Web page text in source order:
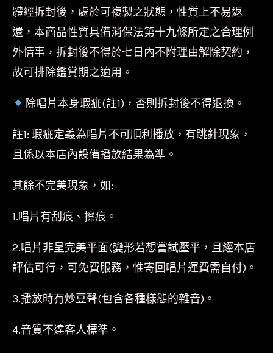
體經拆封後，處於可複製之狀態，性質上不易返
還，本商品性質具備消保法第十九條所定之合理例
外情事，拆封後不得於七日內不附理由解除契約，
故可排除鑑賞期之適用。
除唱片本身瑕疵(註1)，否則拆封後不得退換。
註1: 瑕疵定義為唱片不可順利播放，有跳針現象，
且係以本店內設備播放結果為準。
其餘不完美現象，如:
1.唱片有刮痕、擦痕。
2.唱片非呈完美平面(變形若想嘗試壓平，且經本店
評估可行，可免費服務，惟寄回唱片運費需自付)。
3.播放時有炒豆聲(包含各種樣態的雜音)。
4.音質不達客人標準。